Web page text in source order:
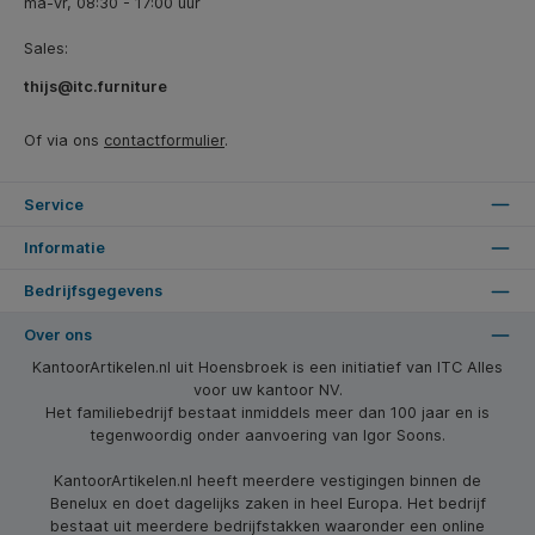
Sales:
thijs@itc.furniture
Of via ons contactformulier.
Service
Informatie
Bedrijfsgegevens
Over ons
KantoorArtikelen.nl uit Hoensbroek is een initiatief van ITC Alles
voor uw kantoor NV.
Het familiebedrijf bestaat inmiddels meer dan 100 jaar en is
tegenwoordig onder aanvoering van Igor Soons.
KantoorArtikelen.nl heeft meerdere vestigingen binnen de
Benelux en doet dagelijks zaken in heel Europa. Het bedrijf
bestaat uit meerdere bedrijfstakken waaronder een online